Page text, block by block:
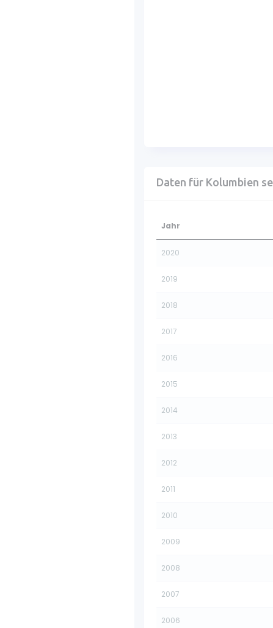
Daten für Kolumbien
Jahr
2020
2019
2018
2017
2016
2015
2014
2013
2012
2011
2010
2009
2008
2007
2006